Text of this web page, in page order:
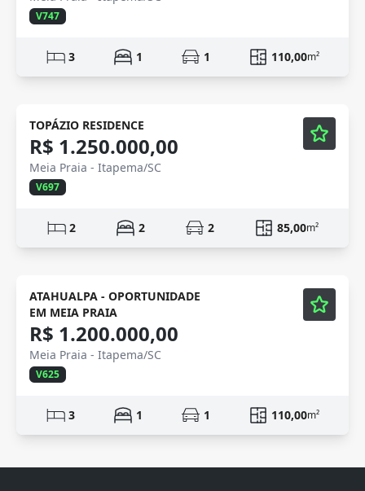
V747
3 1 1 110,00m²
Vídeo Mobiliado
TOPÁZIO RESIDENCE
R$ 1.250.000,00
Meia Praia - Itapema/SC
V697
2 2 2 85,00m²
Vídeo Mobiliado
ATAHUALPA - OPORTUNIDADE
EM MEIA PRAIA
R$ 1.200.000,00
Meia Praia - Itapema/SC
V625
3 1 1 110,00m²